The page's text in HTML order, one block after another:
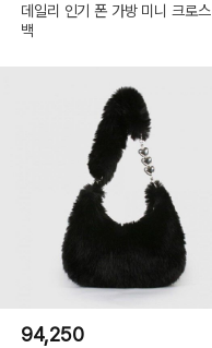
데일리 인기 폰 가방 미니 크로스
백
94,250